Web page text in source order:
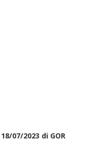
07/2023 di GOR